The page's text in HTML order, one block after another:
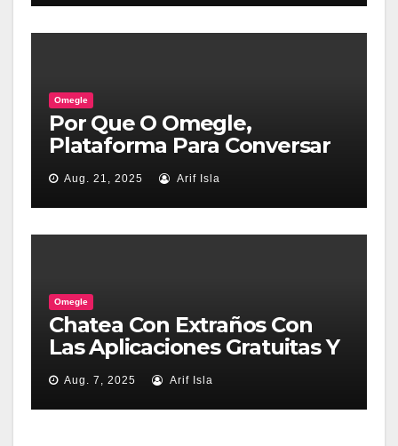
Omegle
Por Que O Omegle,
Plataforma Para Conversar
Com Estranhos, Acabou?
Aug. 21, 2025 Arif Isla
Omegle
Chatea Con Extraños Con
Las Aplicaciones Gratuitas Y
Anónimas Speak To
Stranger
Aug. 7, 2025 Arif Isla